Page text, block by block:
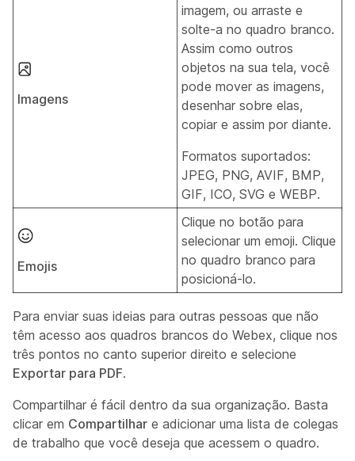
Imagens
imagem, ou arraste e
solte-a no quadro branco.
Assim como outros
objetos na sua tela, você
pode mover as imagens,
desenhar sobre elas,
copiar e assim por diante.
Formatos suportados:
JPEG, PNG, AVIF, BMP,
GIF, ICO, SVG e WEBP.
Emojis
Clique no botão para
selecionar um emoji. Clique
no quadro branco para
posicioná-lo.
Para enviar suas ideias para outras pessoas que não
têm acesso aos quadros brancos do Webex, clique nos
três pontos no canto superior direito e selecione
Exportar para PDF.
Compartilhar é fácil dentro da sua organização. Basta
clicar em Compartilhar e adicionar uma lista de colegas
de trabalho que você deseja que acessem o quadro.